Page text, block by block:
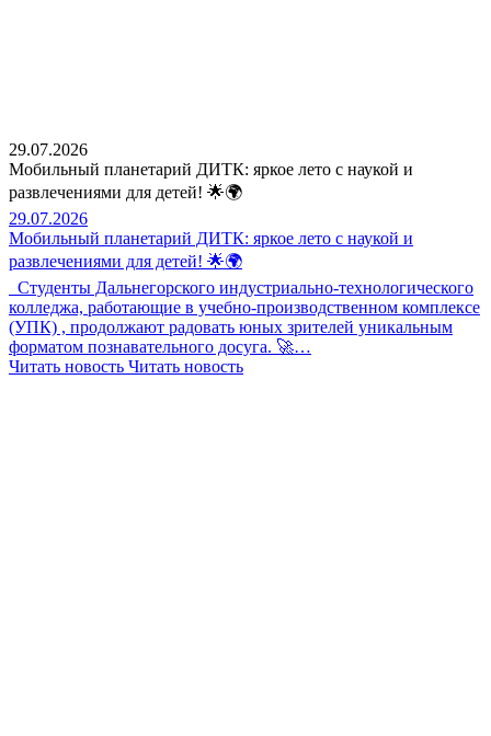
29.07.2026
Мобильный планетарий ДИТК: яркое лето с наукой и
развлечениями для детей! 🌟🌍
29.07.2026
Мобильный планетарий ДИТК: яркое лето с наукой и
развлечениями для детей! 🌟🌍
Студенты Дальнегорского индустриально-технологического
колледжа, работающие в учебно-производственном комплексе
(УПК) , продолжают радовать юных зрителей уникальным
форматом познавательного досуга. 🚀…
Читать новость Читать новость